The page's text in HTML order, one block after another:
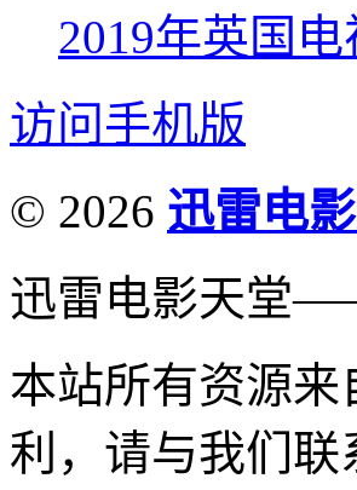
2019年英国
访问手机版
© 2026 迅雷电
迅雷电影天堂
本站所有资源
利，请与我们联